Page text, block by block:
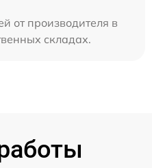
от производителя в
складах.